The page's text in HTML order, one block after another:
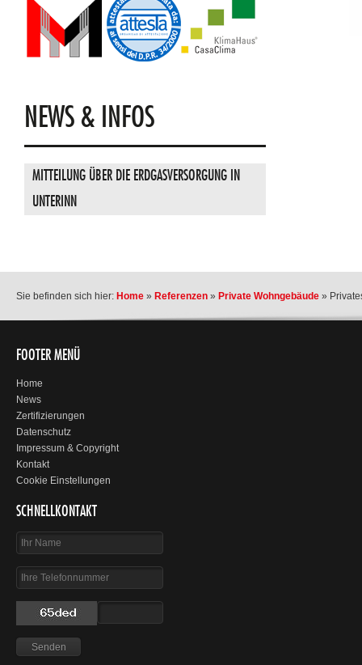
NEWS & INFOS
MITTEILUNG ÜBER DIE ERDGASVERSORGUNG IN
UNTERINN
Sie befinden sich hier: Home » Referenzen » Private Wohngebäude »
FOOTER MENÜ
Home
News
Zertifizierungen
Datenschutz
Impressum & Copyright
Kontakt
Cookie Einstellungen
SCHNELLKONTAKT